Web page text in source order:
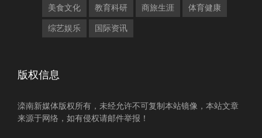
美食文化 教育科研 商旅生涯 体育健康
综艺娱乐 国际资讯
版权信息
滦南新媒体版权所有，未经允许不可复制本站镜像，本站文章
来源于网络，如有侵权请邮件举报！